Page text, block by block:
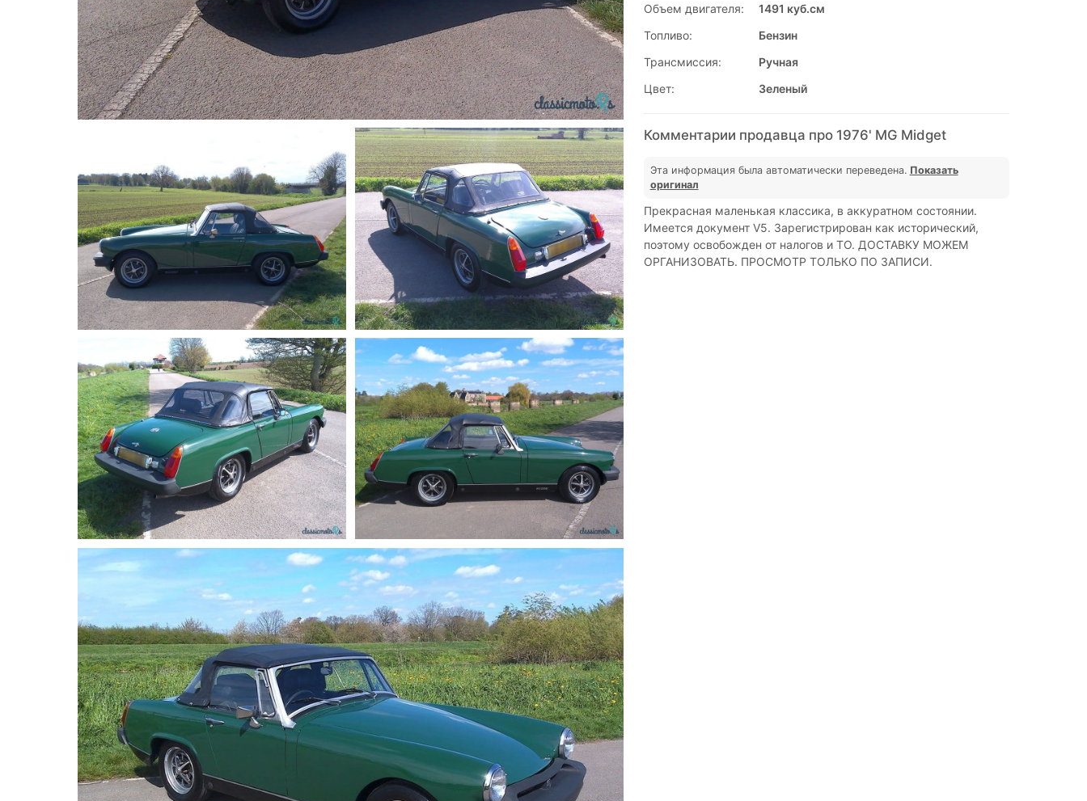
Объем двигателя:
1491 куб.см
Топливо:
Бензин
Трансмиссия:
Ручная
Цвет:
Зеленый
Комментарии продавца про 1976' MG Midget
Эта информация была автоматически переведена. Показать
оригинал
Прекрасная маленькая классика, в аккуратном состоянии.
Имеется документ V5. Зарегистрирован как исторический,
поэтому освобожден от налогов и ТО. ДОСТАВКУ МОЖЕМ
ОРГАНИЗОВАТЬ. ПРОСМОТР ТОЛЬКО ПО ЗАПИСИ.